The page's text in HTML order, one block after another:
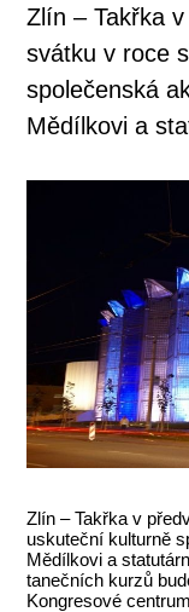
Zlín – Takřka
svátku v roce
společenská
Mědílkovi a
Zlín – Takřka v
uskuteční kulturně
Mědílkovi a
tanečních kurzů
Kongresové